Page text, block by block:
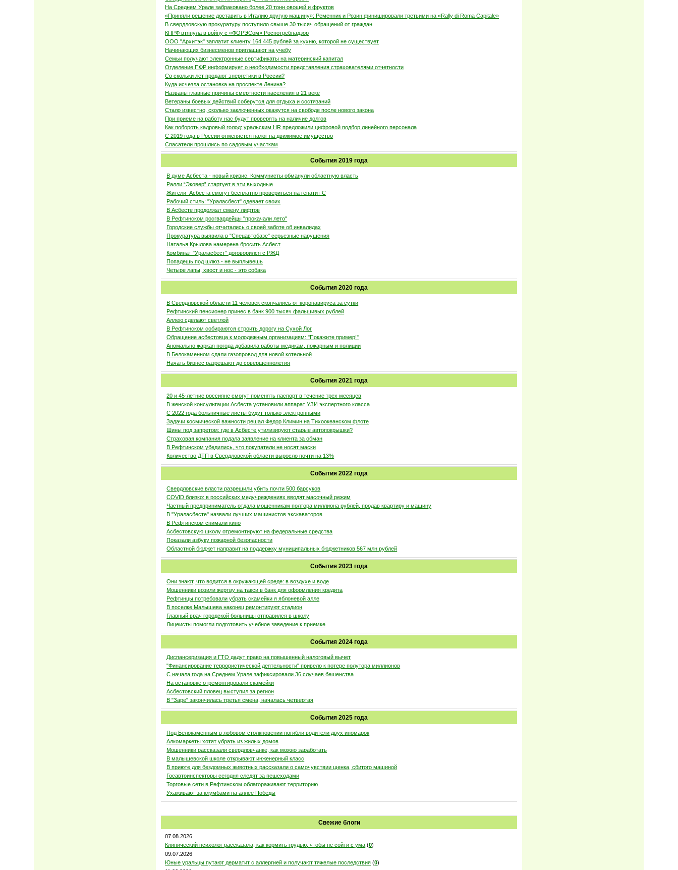
На Среднем Урале забраковано более 20 тонн овощей и фруктов
«Приняли решение доставить в Италию другую машину»: Ременник и Розин финишировали третьими на «Rally di Roma Capitale»
В свердловскую прокуратуру поступило свыше 30 тысяч обращений от граждан
КПРФ втянула в войну с «ФОРЭСом» Роспотребнадзор
ООО "Архитэк" заплатит клиенту 164 445 рублей за кухню, которой не существует
Начинающих бизнесменов приглашают на учебу
Семьи получают электронные сертификаты на материнский капитал
Отделение ПФР информирует о необходимости представления страхователями отчетности
Со скольки лет продают энергетики в России?
Куда исчезла остановка на проспекте Ленина?
Названы главные причины смертности населения в 21 веке
Ветераны боевых действий соберутся для отдыха и состязаний
Стало известно, сколько заключенных окажутся на свободе после нового закона
При приеме на работу нас будут проверять на наличие долгов
Как побороть кадровый голод: уральским HR предложили цифровой подбор линейного персонала
С 2019 года в России отменяется налог на движимое имущество
Спасатели прошлись по садовым участкам
События 2019 года
В думе Асбеста - новый кризис. Коммунисты обманули областную власть
Ралли “Эковер” стартует в эти выходные
Жители Асбеста смогут бесплатно провериться на гепатит С
Рабочий стиль: "Ураласбест" одевает своих
В Асбесте продолжат смену лифтов
В Рефтинском росгвардейцы "прокачали лето"
Городские службы отчитались о своей заботе об инвалидах
Прокуратура выявила в "Спецавтобазе" серьезные нарушения
Наталья Крылова намерена бросить Асбест
Комбинат "Ураласбест" договорился с РЖД
Попадешь под шлюз - не выплывешь
Четыре лапы, хвост и нос - это собака
События 2020 года
В Свердловской области 11 человек скончались от коронавируса за сутки
Рефтинский пенсионер принес в банк 900 тысяч фальшивых рублей
Аллею сделают светлой
В Рефтинском собираются строить дорогу на Сухой Лог
Обращение асбестовца к молодежным организациям: "Покажите пример!"
Аномально жаркая погода добавила работы медикам, пожарным и полиции
В Белокаменном сдали газопровод для новой котельной
Начать бизнес разрешают до совершеннолетия
События 2021 года
20 и 45-летние россияне смогут поменять паспорт в течение трех месяцев
В женской консультации Асбеста установили аппарат УЗИ экспертного класса
С 2022 года больничные листы будут только электронными
Задачи космической важности решал Федор Климин на Тихоокеанском флоте
Шины под запретом: где в Асбесте утилизируют старые автопокрышки?
Страховая компания подала заявление на клиента за обман
В Рефтинском убедились, что покупатели не носят маски
Количество ДТП в Свердловской области выросло почти на 13%
События 2022 года
Свердловские власти разрешили убить почти 500 барсуков
COVID близко: в российских медучреждениях вводят масочный режим
Частный предприниматель отдала мошенникам полтора миллиона рублей, продав квартиру и машину
В "Ураласбесте" назвали лучших машинистов экскаваторов
В Рефтинском снимали кино
Асбестовскую школу отремонтируют на федеральные средства
Показали азбуку пожарной безопасности
Областной бюджет направит на поддержку муниципальных бюджетников 567 млн рублей
События 2023 года
Они знают, что водится в окружающей среде: в воздухе и воде
Мошенники возили жертву на такси в банк для оформления кредита
Рефтинцы потребовали убрать скамейки я яблоневой алле
В поселке Малышева наконец ремонтируют стадион
Главный врач городской больницы отправился в школу
Лицеисты помогли подготовить учебное заведение к приемке
События 2024 года
Диспансеризация и ГТО дадут право на повышенный налоговый вычет
"Финансирование террористической деятельности" привело к потере полутора миллионов
С начала года на Среднем Урале зафиксировали 36 случаев бешенства
На остановке отремонтировали скамейки
Асбестовский пловец выступил за регион
В "Заре" закончилась третья смена, началась четвертая
События 2025 года
Под Белокаменным в лобовом столкновении погибли водители двух иномарок
Алкомаркеты хотят убрать из жилых домов
Мошенники рассказали свердловчанке, как можно заработать
В малышевской школе открывают инженерный класс
В приюте для бездомных животных рассказали о самочувствии щенка, сбитого машиной
Госавтоинспекторы сегодня следят за пешеходами
Торговые сети в Рефтинском облагораживают территорию
Ухаживают за клумбами на аллее Победы
Свежие блоги
07.08.2026
Клинический психолог рассказала, как кормить грудью, чтобы не сойти с ума (0)
09.07.2026
Юные уральцы путают дерматит с аллергией и получают тяжелые последствия (0)